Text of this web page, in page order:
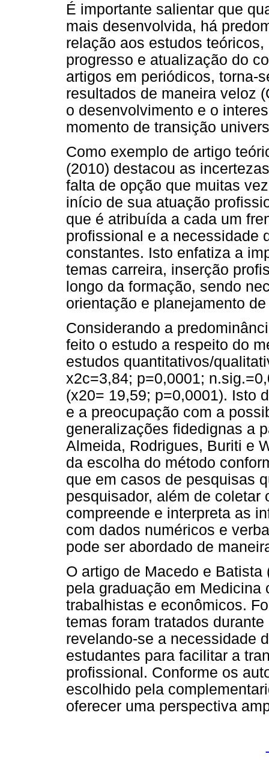
É importante salientar que
mais desenvolvida, há
relação aos estudos
progresso e atualização do
artigos em periódicos, torna-
resultados de maneira veloz
o desenvolvimento e o
momento de transição
Como exemplo de artigo
(2010) destacou as
falta de opção que muitas
início de sua atuação
que é atribuída a cada um
profissional e a necessidade
constantes. Isto enfatiza a
temas carreira, inserção
longo da formação, sendo
orientação e planejamento
Considerando a
feito o estudo a respeito do
estudos quantitativos/
x2c=3,84; p=0,0001;
(x20= 19,59; p=0,0001). Isto
e a preocupação com a
generalizações fidedignas a
Almeida, Rodrigues, Buriti e
da escolha do método
que em casos de pesquisas
pesquisador, além de coletar
compreende e interpreta as
com dados numéricos e
pode ser abordado de
O artigo de Macedo e
pela graduação em Medicina
trabalhistas e econômicos.
temas foram tratados
revelando-se a necessidade
estudantes para facilitar a
profissional. Conforme os
escolhido pela
oferecer uma perspectiva